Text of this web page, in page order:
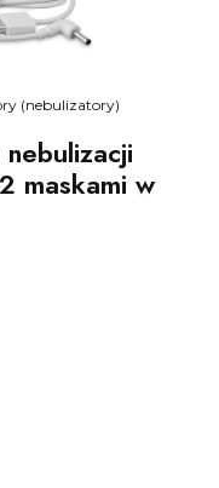
(nebulizatory)
maskami w